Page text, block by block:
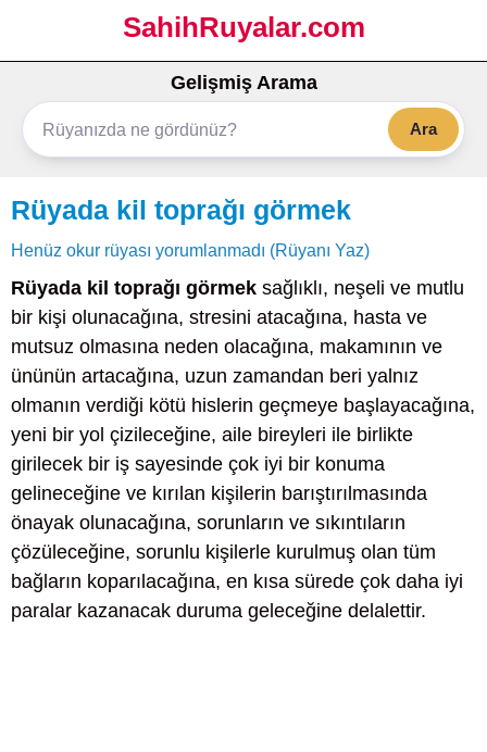
SahihRuyalar.com
Gelişmiş Arama
Ara
Rüyada kil toprağı görmek
Henüz okur rüyası yorumlanmadı (Rüyanı Yaz)
Rüyada kil toprağı görmek sağlıklı, neşeli ve mutlu
bir kişi olunacağına, stresini atacağına, hasta ve
mutsuz olmasına neden olacağına, makamının ve
ününün artacağına, uzun zamandan beri yalnız
olmanın verdiği kötü hislerin geçmeye başlayacağına,
yeni bir yol çizileceğine, aile bireyleri ile birlikte
girilecek bir iş sayesinde çok iyi bir konuma
gelineceğine ve kırılan kişilerin barıştırılmasında
önayak olunacağına, sorunların ve sıkıntıların
çözüleceğine, sorunlu kişilerle kurulmuş olan tüm
bağların koparılacağına, en kısa sürede çok daha iyi
paralar kazanacak duruma geleceğine delalettir.